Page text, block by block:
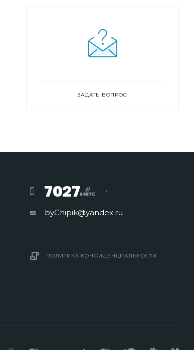
ЗАДАТЬ ВОПРОС
7027
byChipik@yandex.ru
ПОЛИТИКА КОНФИДЕНЦИАЛЬНОСТИ